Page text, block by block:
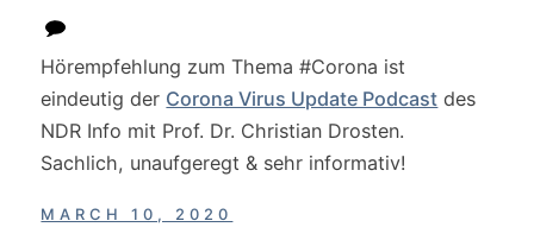
Hörempfehlung zum Thema #Corona ist
eindeutig der Corona Virus Update Podcast des
NDR Info mit Prof. Dr. Christian Drosten.
Sachlich, unaufgeregt & sehr informativ!
MARCH 10, 2020